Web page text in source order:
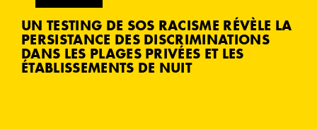
UN TESTING DE SOS RACISME RÉVÈLE LA
PERSISTANCE DES DISCRIMINATIONS
DANS LES PLAGES PRIVÉES ET LES
ÉTABLISSEMENTS DE NUIT